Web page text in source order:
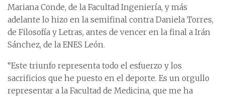
Mariana Conde, de la Facultad Ingeniería, y más
adelante lo hizo en la semifinal contra Daniela Torres,
de Filosofía y Letras, antes de vencer en la final a Irán
Sánchez, de la ENES León.
“Este triunfo representa todo el esfuerzo y los
sacrificios que he puesto en el deporte. Es un orgullo
representar a la Facultad de Medicina, que me ha